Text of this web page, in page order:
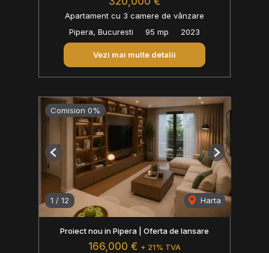
Apartament cu 3 camere de vânzare
Pipera, Bucuresti
95 mp 2023
Vezi mai multe detalii
Comision 0%
1 / 12 Harta
Previous Next
Proiect nou in Pipera | Oferta de lansare
166,000 € + 21% TVA